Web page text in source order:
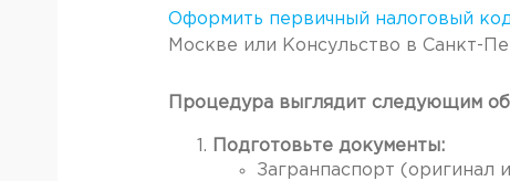
Оформить первичный налоговый
Москве или Консульство в Санкт-
Процедура выглядит следующим
Подготовьте документы:
Загранпаспорт (оригинал